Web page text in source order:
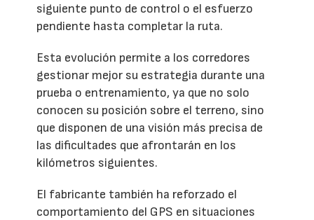
siguiente punto de control o el esfuerzo
pendiente hasta completar la ruta.
Esta evolución permite a los corredores
gestionar mejor su estrategia durante una
prueba o entrenamiento, ya que no solo
conocen su posición sobre el terreno, sino
que disponen de una visión más precisa de
las dificultades que afrontarán en los
kilómetros siguientes.
El fabricante también ha reforzado el
comportamiento del GPS en situaciones